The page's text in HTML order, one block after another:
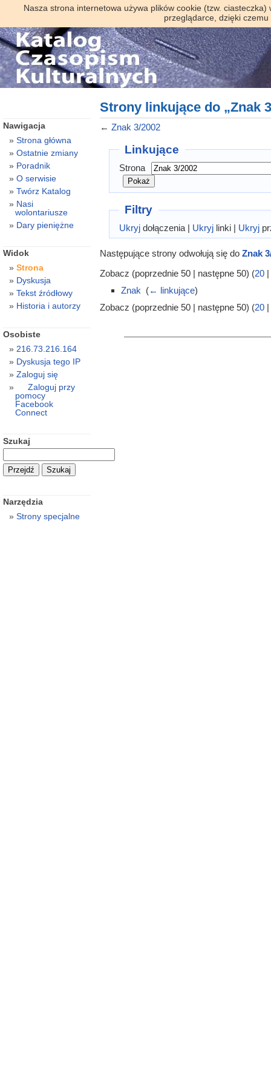
Nasza strona internetowa używa plików cookie (tzw.
przeglądarce, dzięki
Strony linkujące do „Znak
← Znak 3/2002
Linkujące
Strona
Filtry
Ukryjdołączenia | Ukryjlinki | Ukryj
Następujące strony odwołują się do Znak
Zobacz (poprzednie 50 | następne 50) (20|
Znak (← linkujące)
Zobacz (poprzednie 50 | następne 50) (20|
Nawigacja
Strona główna
Ostatnie zmiany
Poradnik
O serwisie
Twórz Katalog
Nasi
wolontariusze
Dary pieniężne
Widok
Strona
Dyskusja
Tekst źródłowy
Historia i autorzy
Osobiste
216.73.216.164
Dyskusja tego IP
Zaloguj się
Zaloguj przy
pomocy
Facebook
Connect
Szukaj
Narzędzia
Strony specjalne